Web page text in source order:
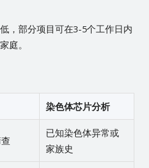
，部分项目可在3-5个工作日内
庭。
染色体芯片分析
已知染色体异常或
家族史